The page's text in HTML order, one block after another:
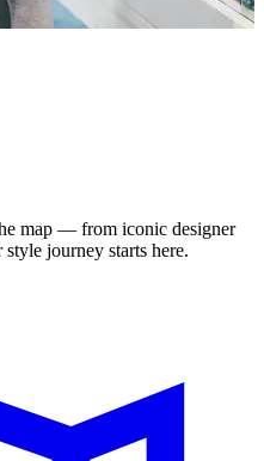
map — from iconic designer
journey starts here.